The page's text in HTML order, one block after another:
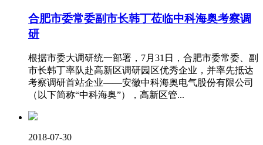
合肥市委常委副市长韩丁莅临中科海奥考察调
研
根据市委大调研统一部署，7月31日，合肥市委常委、副
市长韩丁率队赴高新区调研园区优秀企业，并率先抵达
考察调研首站企业——安徽中科海奥电气股份有限公司
（以下简称“中科海奥”），高新区管...
2018-07-30